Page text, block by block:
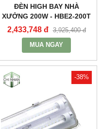
ĐÈN HIGH BAY NHÀ
XƯỞNG 200W - HBE2-200T
- MPE
2,433,748 đ 3,925,400 đ
MUA NGAY
-38%